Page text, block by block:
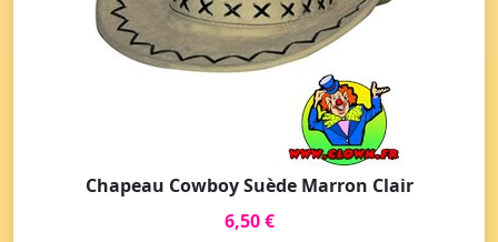
Chapeau Cowboy Suède Marron Clair
6,50 €